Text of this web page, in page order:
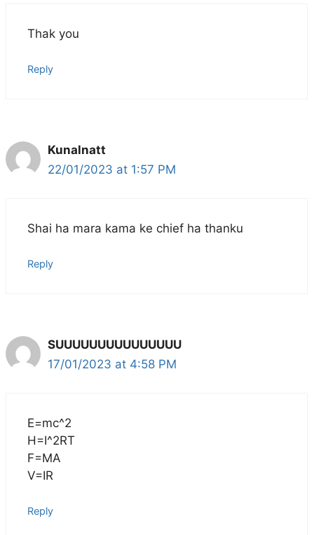
Thak you
Reply
Kunalnatt
22/01/2023 at 1:57 PM
Shai ha mara kama ke chief ha thanku
Reply
SUUUUUUUUUUUUUUU
17/01/2023 at 4:58 PM
E=mc^2
H=I^2RT
F=MA
V=IR
Reply